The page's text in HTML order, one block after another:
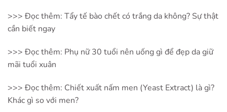
>>> Đọc thêm: Tẩy tế bào chết có trắng da không? Sự thật
cần biết ngay
>>> Đọc thêm: Phụ nữ 30 tuổi nên uống gì để đẹp da giữ
mãi tuổi xuân
>>> Đọc thêm: Chiết xuất nấm men (Yeast Extract) là gì?
Khác gì so với men?